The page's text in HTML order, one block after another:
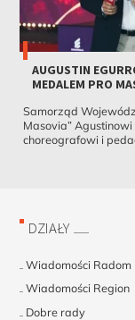
AUGUSTIN
MEDALEM PRO
Samorząd
Masovia”
choreografowi i
DZIAŁY
Wiadomości Radom
Wiadomości Region
Dobre rady